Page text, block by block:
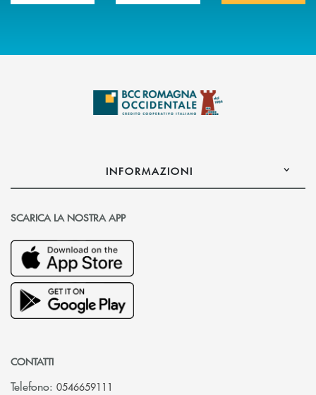
INFORMAZIONI
SCARICA LA NOSTRA APP
CONTATTI
Telefono: 0546659111